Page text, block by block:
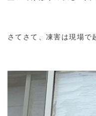
さてさて、凍害は現場で